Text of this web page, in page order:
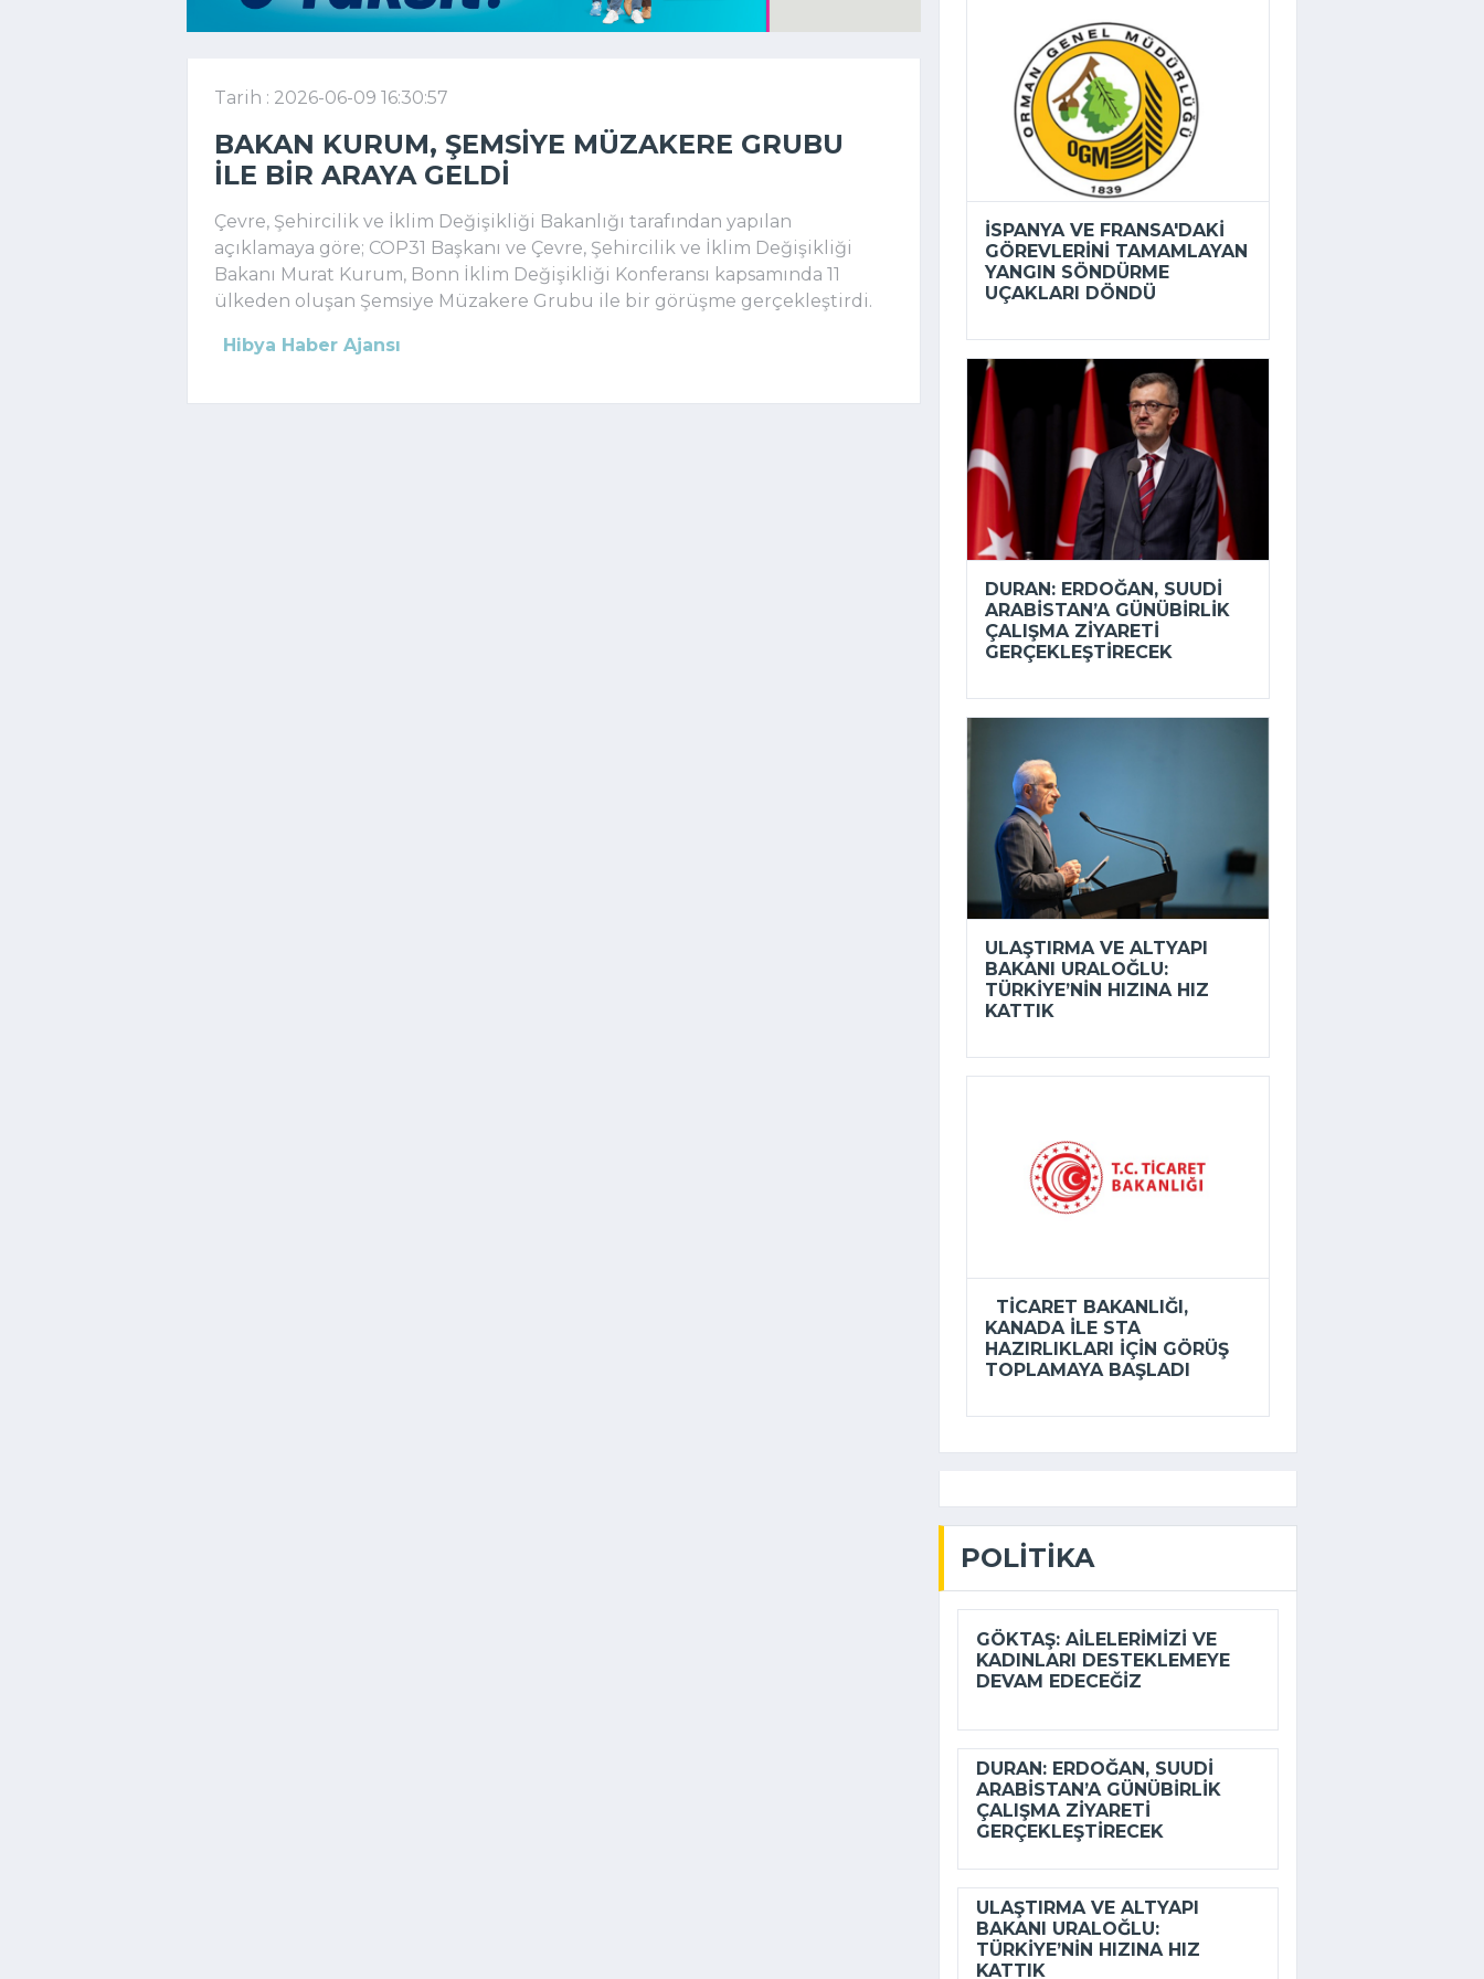
Tarih : 2026-06-09 16:30:57
BAKAN KURUM, ŞEMSIYE MÜZAKERE GRUBU
ILE BIR ARAYA GELDI
Çevre, Şehircilik ve İklim Değişikliği Bakanlığı tarafından yapılan
açıklamaya göre; COP31 Başkanı ve Çevre, Şehircilik ve İklim Değişikliği
Bakanı Murat Kurum, Bonn İklim Değişikliği Konferansı kapsamında 11
ülkeden oluşan Şemsiye Müzakere Grubu ile bir görüşme gerçekleştirdi.
Hibya Haber Ajansı
İSPANYA VE FRANSA'DAKI
GÖREVLERINI TAMAMLAYAN
YANGIN SÖNDÜRME
UÇAKLARI DÖNDÜ
DURAN: ERDOĞAN, SUUDI
ARABISTAN’A GÜNÜBIRLIK
ÇALIŞMA ZIYARETI
GERÇEKLEŞTIRECEK
ULAŞTIRMA VE ALTYAPI
BAKANI URALOĞLU:
TÜRKIYE’NIN HIZINA HIZ
KATTIK
TICARET BAKANLIĞI,
KANADA ILE STA
HAZIRLIKLARI IÇIN GÖRÜŞ
TOPLAMAYA BAŞLADI
POLITIKA
GÖKTAŞ: AILELERIMIZI VE
KADINLARI DESTEKLEMEYE
DEVAM EDECEĞIZ
DURAN: ERDOĞAN, SUUDI
ARABISTAN’A GÜNÜBIRLIK
ÇALIŞMA ZIYARETI
GERÇEKLEŞTIRECEK
ULAŞTIRMA VE ALTYAPI
BAKANI URALOĞLU:
TÜRKIYE’NIN HIZINA HIZ
KATTIK